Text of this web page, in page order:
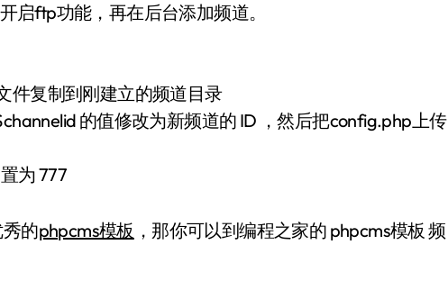
启ftp功能，再在后台添加频道。
件复制到刚建立的频道目录
的值修改为新频道的 ID ，然后把config.php上传
为 777
的phpcms模板 ，那你可以到编程之家的 phpcms模板 频